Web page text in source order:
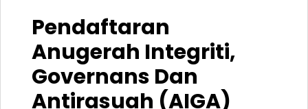
Pendaftaran
Anugerah Integriti,
Governans Dan
Antirasuah (AIGA)